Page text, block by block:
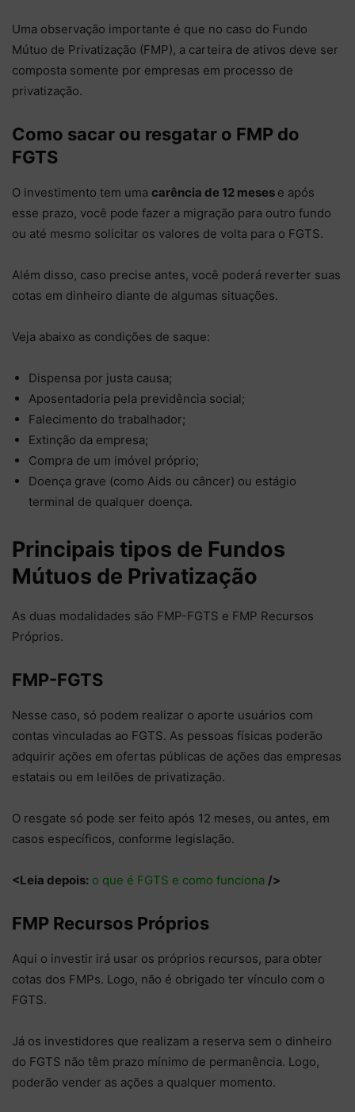
Uma observação importante é que no caso do Fundo
Mútuo de Privatização (FMP), a carteira de ativos deve ser
composta somente por empresas em processo de
privatização.
Como sacar ou resgatar o FMP do
FGTS
O investimento tem uma carência de 12 meses e após
esse prazo, você pode fazer a migração para outro fundo
ou até mesmo solicitar os valores de volta para o FGTS.
Além disso, caso precise antes, você poderá reverter suas
cotas em dinheiro diante de algumas situações.
Veja abaixo as condições de saque:
Dispensa por justa causa;
Aposentadoria pela previdência social;
Falecimento do trabalhador;
Extinção da empresa;
Compra de um imóvel próprio;
Doença grave (como Aids ou câncer) ou estágio
terminal de qualquer doença.
Principais tipos de Fundos
Mútuos de Privatização
As duas modalidades são FMP-FGTS e FMP Recursos
Próprios.
FMP-FGTS
Nesse caso, só podem realizar o aporte usuários com
contas vinculadas ao FGTS. As pessoas físicas poderão
adquirir ações em ofertas públicas de ações das empresas
estatais ou em leilões de privatização.
O resgate só pode ser feito após 12 meses, ou antes, em
casos específicos, conforme legislação.
<Leia depois: o que é FGTS e como funciona />
FMP Recursos Próprios
Aqui o investir irá usar os próprios recursos, para obter
cotas dos FMPs. Logo, não é obrigado ter vínculo com o
FGTS.
Já os investidores que realizam a reserva sem o dinheiro
do FGTS não têm prazo mínimo de permanência. Logo,
poderão vender as ações a qualquer momento.